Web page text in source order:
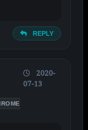
REPLY
2020-
07-13